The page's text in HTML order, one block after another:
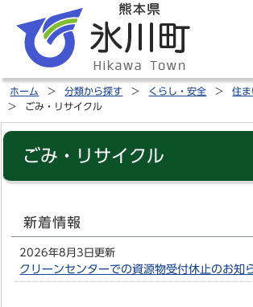
ホーム 分類から探す くらし・安全
住
ごみ・リサイクル
ごみ・リサイクル
新着情報
2026年8月3日更新
クリーンセンターでの資源物受付休止のお知